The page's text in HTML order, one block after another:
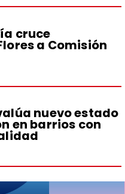
cruce
a Comisión
nuevo estado
en barrios con